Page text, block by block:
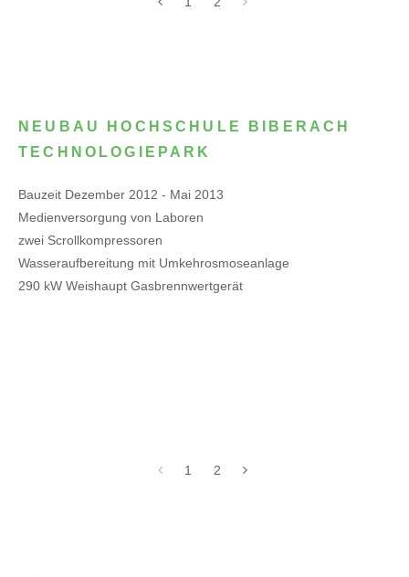
NEUBAU HOCHSCHULE BIBERACH
TECHNOLOGIEPARK
Bauzeit Dezember 2012 - Mai 2013
Medienversorgung von Laboren
zwei Scrollkompressoren
Wasseraufbereitung mit Umkehrosmoseanlage
290 kW Weishaupt Gasbrennwertgerät
1 2